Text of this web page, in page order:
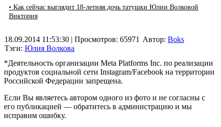
• Как сейчас выглядит 18-летняя дочь татушки Юлии Волковой
Виктория
18.09.2014 11:53:30 | Просмотров: 65971
Тэги: Юлия Волкова
Автор: Boks
*Деятельность организации Meta Platforms Inc. по реализации
продуктов социальной сети Instagram/Facebook на территории
Российской Федерации запрещена.
Если Вы являетесь автором одного из фото и не согласны с
его публикацией — обратитесь в администрацию и мы
исправим ошибку.